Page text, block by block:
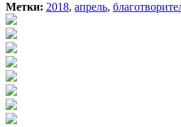
Метки: 2018, апрель,